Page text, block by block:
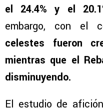
el 24.4% y el
embargo, con el
celestes fueron
mientras que el
disminuyendo.
El estudio de